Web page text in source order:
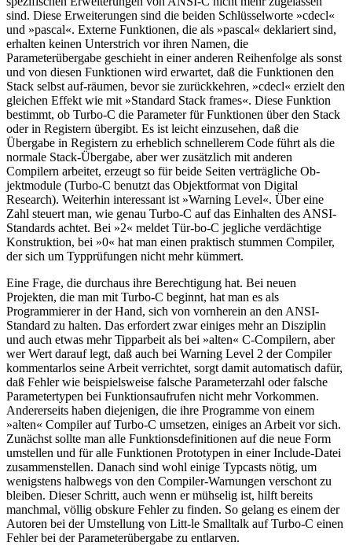
sind. Diese Erweiterungen sind die beiden Schlüsselworte »cdecl«
und »pascal«. Externe Funktionen, die als »pascal« deklariert sind,
erhalten keinen Unterstrich vor ihren Namen, die
Parameterübergabe geschieht in einer anderen Reihenfolge als sonst
und von diesen Funktionen wird erwartet, daß die Funktionen den
Stack selbst auf-räumen, bevor sie zurückkehren, »cdecl« erzielt den
gleichen Effekt wie mit »Standard Stack frames«. Diese Funktion
bestimmt, ob Turbo-C die Parameter für Funktionen über den Stack
oder in Registern übergibt. Es ist leicht einzusehen, daß die
Übergabe in Registern zu erheblich schnellerem Code führt als die
normale Stack-Übergabe, aber wer zusätzlich mit anderen
Compilern arbeitet, erzeugt so für beide Seiten verträgliche Ob-
jektmodule (Turbo-C benutzt das Objektformat von Digital
Research). Weiterhin interessant ist »Warning Level«. Über eine
Zahl steuert man, wie genau Turbo-C auf das Einhalten des ANSI-
Standards achtet. Bei »2« meldet Tür-bo-C jegliche verdächtige
Konstruktion, bei »0« hat man einen praktisch stummen Compiler,
der sich um Typprüfungen nicht mehr kümmert.
Eine Frage, die durchaus ihre Berechtigung hat. Bei neuen
Projekten, die man mit Turbo-C beginnt, hat man es als
Programmierer in der Hand, sich von vornherein an den ANSI-
Standard zu halten. Das erfordert zwar einiges mehr an Disziplin
und auch etwas mehr Tipparbeit als bei »alten« C-Compilern, aber
wer Wert darauf legt, daß auch bei Warning Level 2 der Compiler
kommentarlos seine Arbeit verrichtet, sorgt damit automatisch dafür,
daß Fehler wie beispielsweise falsche Parameterzahl oder falsche
Parametertypen bei Funktionsaufrufen nicht mehr Vorkommen.
Andererseits haben diejenigen, die ihre Programme von einem
»alten« Compiler auf Turbo-C umsetzen, einiges an Arbeit vor sich.
Zunächst sollte man alle Funktionsdefinitionen auf die neue Form
umstellen und für alle Funktionen Prototypen in einer Include-Datei
zusammenstellen. Danach sind wohl einige Typcasts nötig, um
wenigstens halbwegs von den Compiler-Warnungen verschont zu
bleiben. Dieser Schritt, auch wenn er mühselig ist, hilft bereits
manchmal, völlig obskure Fehler zu finden. So gelang es einem der
Autoren bei der Umstellung von Litt-le Smalltalk auf Turbo-C einen
Fehler bei der Parameterübergabe zu entlarven.